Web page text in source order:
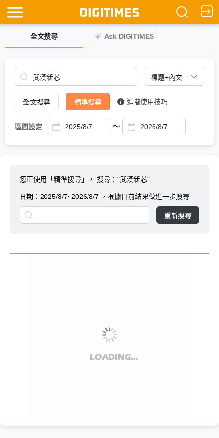
全文搜尋 Ask DIGITIMES
全文搜尋 精準搜尋 進階使用技巧
區間設定 ～
您正使用「精準搜尋」， 搜尋："武漢新芯"
日期： 2025/8/7~2026/8/7 ，根據目前結果做進一步搜尋
重新搜尋